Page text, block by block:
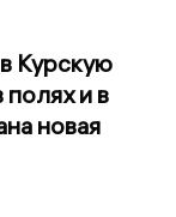
Курскую
и в
новая